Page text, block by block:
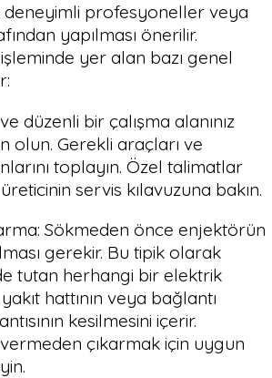
deneyimli profesyoneller veya
yapılması önerilir.
yer alan bazı genel
ve düzenli bir çalışma alanınız
olun. Gerekli araçları ve
toplayın. Özel talimatlar
servis kılavuzuna bakın.
Sökmeden önce enjektörün
gerekir. Bu tipik olarak
tutan herhangi bir elektrik
hattının veya bağlantı
kesilmesini içerir.
çıkarmak için uygun